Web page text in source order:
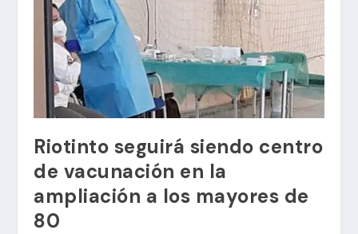
Riotinto seguirá siendo centro
de vacunación en la
ampliación a los mayores de
80